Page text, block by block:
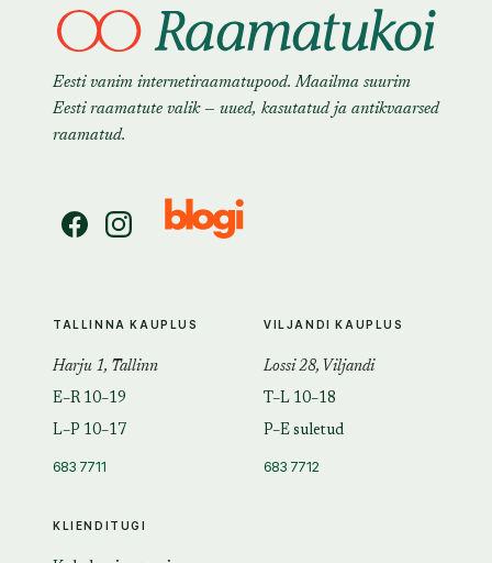
Eesti vanim internetiraamatupood. Maailma suurim
Eesti raamatute valik — uued, kasutatud ja antikvaarsed
raamatud.
KLIENDITUGI
TALLINNA KAUPLUS
Harju 1, Tallinn
E–R 10–19
L–P 10–17
683 7711
VILJANDI KAUPLUS
Lossi 28, Viljandi
T–L 10–18
P–E suletud
683 7712